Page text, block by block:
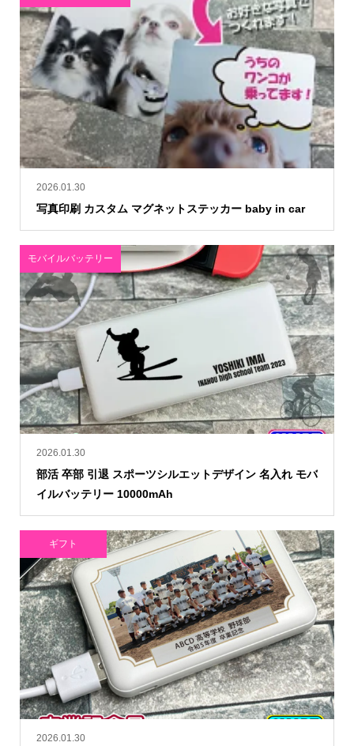
2026.01.30
写真印刷 カスタム マグネットステッカー baby in car
2026.01.30
部活 卒部 引退 スポーツシルエットデザイン 名入れ モバ
イルバッテリー 10000mAh
モバイルバッテリー
2026.01.30
ギフト